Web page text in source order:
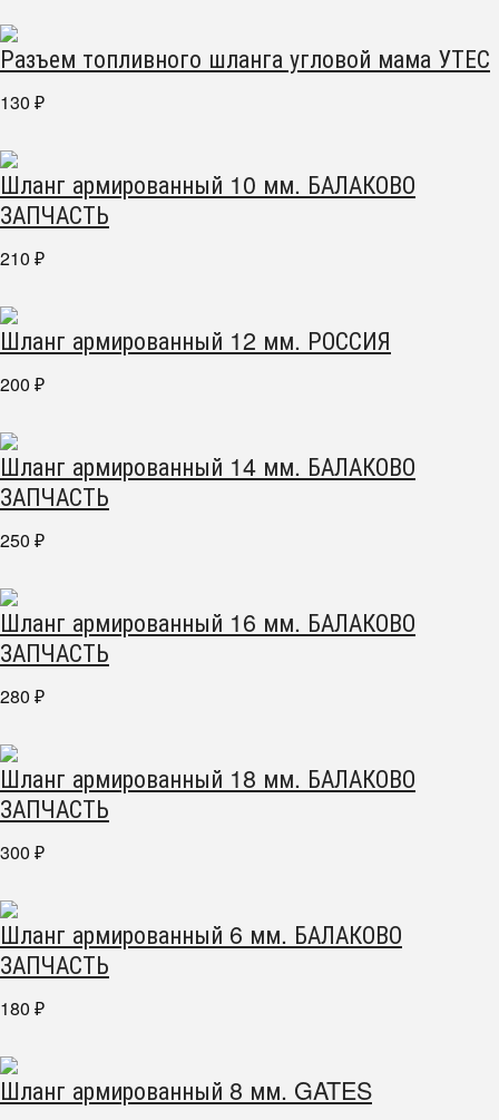
Разъем топливного шланга угловой мама УТЕС
130 ₽
Шланг армированный 10 мм. БАЛАКОВО
ЗАПЧАСТЬ
210 ₽
Шланг армированный 12 мм. РОССИЯ
200 ₽
Шланг армированный 14 мм. БАЛАКОВО
ЗАПЧАСТЬ
250 ₽
Шланг армированный 16 мм. БАЛАКОВО
ЗАПЧАСТЬ
280 ₽
Шланг армированный 18 мм. БАЛАКОВО
ЗАПЧАСТЬ
300 ₽
Шланг армированный 6 мм. БАЛАКОВО
ЗАПЧАСТЬ
180 ₽
Шланг армированный 8 мм. GATES